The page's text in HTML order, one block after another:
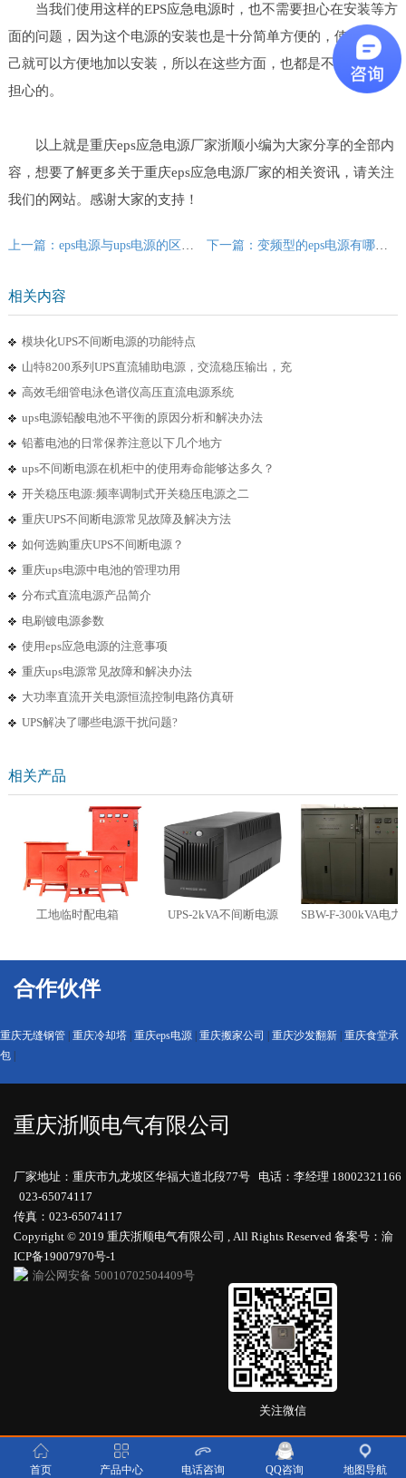
当我们使用这样的EPS应急电源时，也不需要担心在安装等方
面的问题，因为这个电源的安装也是十分简单方便的，使用者自
己就可以方便地加以安装，所以在这些方面，也都是不需要过于
担心的。
以上就是重庆eps应急电源厂家浙顺小编为大家分享的全部内
容，想要了解更多关于重庆eps应急电源厂家的相关资讯，请关注
我们的网站。感谢大家的支持！
相关内容
模块化UPS不间断电源的功能特点
山特8200系列UPS直流辅助电源，交流稳压输出，充
高效毛细管电泳色谱仪高压直流电源系统
ups电源铅酸电池不平衡的原因分析和解决办法
铅蓄电池的日常保养注意以下几个地方
ups不间断电源在机柜中的使用寿命能够达多久？
开关稳压电源:频率调制式开关稳压电源之二
重庆UPS不间断电源常见故障及解决方法
如何选购重庆UPS不间断电源？
重庆ups电源中电池的管理功用
分布式直流电源产品简介
电刷镀电源参数
使用eps应急电源的注意事项
重庆ups电源常见故障和解决办法
大功率直流开关电源恒流控制电路仿真研
UPS解决了哪些电源干扰问题?
相关产品
工地临时配电箱 UPS-2kVA不间断电源 SBW-F-300kVA电力稳
合作伙伴
重庆无缝钢管 重庆冷却塔 重庆eps电源 重庆搬家公司 重庆沙发翻新 重庆食堂承
包
重庆浙顺电气有限公司
厂家地址：重庆市九龙坡区华福大道北段77号 电话：李经理 18002321166
023-65074117
传真：023-65074117
Copyright © 2019 重庆浙顺电气有限公司 , All Rights Reserved 备案号：渝
ICP备19007970号-1
渝公网安备 50010702504409号
关注微信
首页 产品中心 电话咨询 QQ咨询 地图导航